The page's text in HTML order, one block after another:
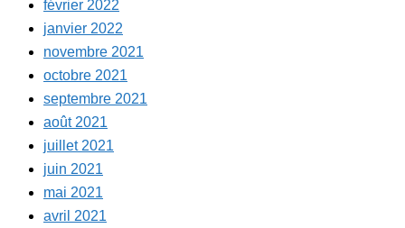
février 2022
janvier 2022
novembre 2021
octobre 2021
septembre 2021
août 2021
juillet 2021
juin 2021
mai 2021
avril 2021